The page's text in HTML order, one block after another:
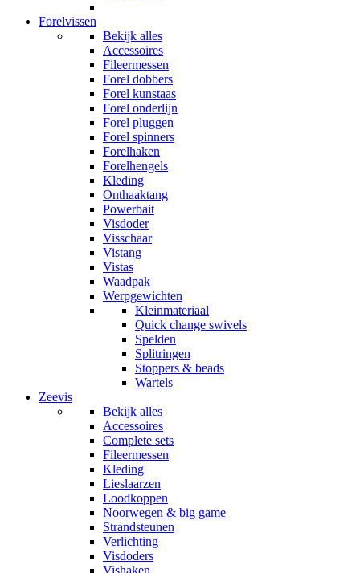
Forelvissen
Bekijk alles
Accessoires
Fileermessen
Forel dobbers
Forel kunstaas
Forel onderlijn
Forel pluggen
Forel spinners
Forelhaken
Forelhengels
Kleding
Onthaaktang
Powerbait
Visdoder
Visschaar
Vistang
Vistas
Waadpak
Werpgewichten
Kleinmateriaal
Quick change swivels
Spelden
Splitringen
Stoppers & beads
Wartels
Zeevis
Bekijk alles
Accessoires
Complete sets
Fileermessen
Kleding
Lieslaarzen
Loodkoppen
Noorwegen & big game
Strandsteunen
Verlichting
Visdoders
Vishaken